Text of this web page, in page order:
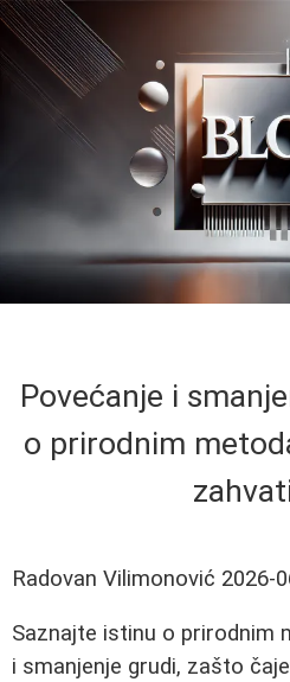
Povećanje i
o prirodnim
Radovan Vilimonović 2026-
Saznajte istinu o prirodnim
i smanjenje grudi, zašto